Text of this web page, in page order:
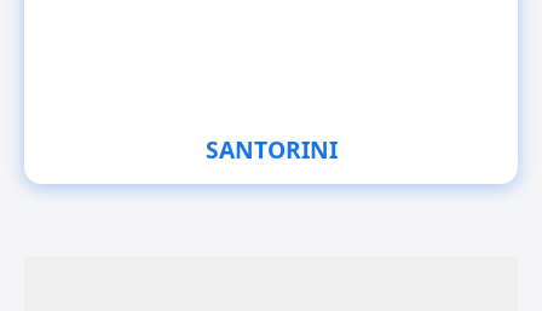
SANTORINI